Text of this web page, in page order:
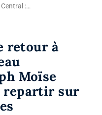
:…
retour à
Moïse
repartir sur